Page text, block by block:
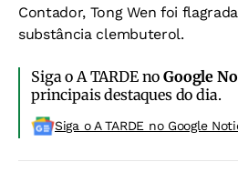
Contador, Tong Wen foi
substância clembuterol.
Siga o A TARDE noGoogle
principais destaques do dia.
Siga o A TARDE no Google